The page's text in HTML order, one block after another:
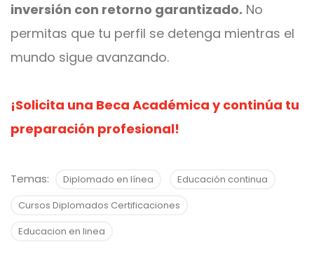
inversión con retorno garantizado. No
permitas que tu perfil se detenga mientras el
mundo sigue avanzando.
¡Solicita una Beca Académica y continúa tu
preparación profesional!
Temas: Diplomado en línea
Educación continua
Cursos Diplomados Certificaciones
Educacion en linea